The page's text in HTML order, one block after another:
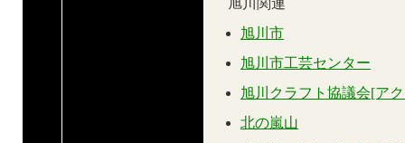
旭川関連
旭川市
旭川市工芸センター
旭川クラフト協議会[ア
北の嵐山